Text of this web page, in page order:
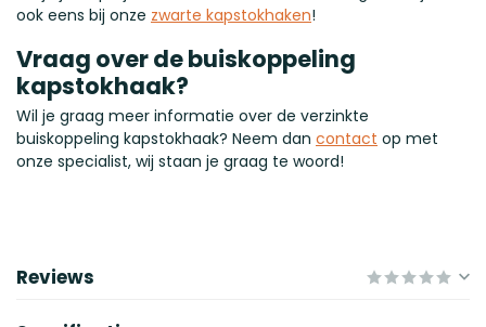
ook eens bij onze zwarte kapstokhaken!
Vraag over de buiskoppeling
kapstokhaak?
Wil je graag meer informatie over de verzinkte
buiskoppeling kapstokhaak? Neem dan contact op met
onze specialist, wij staan je graag te woord!
Reviews